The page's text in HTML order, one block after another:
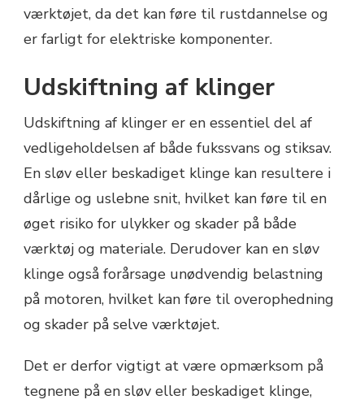
værktøjet, da det kan føre til rustdannelse og
er farligt for elektriske komponenter.
Udskiftning af klinger
Udskiftning af klinger er en essentiel del af
vedligeholdelsen af både fukssvans og stiksav.
En sløv eller beskadiget klinge kan resultere i
dårlige og uslebne snit, hvilket kan føre til en
øget risiko for ulykker og skader på både
værktøj og materiale. Derudover kan en sløv
klinge også forårsage unødvendig belastning
på motoren, hvilket kan føre til overophedning
og skader på selve værktøjet.
Det er derfor vigtigt at være opmærksom på
tegnene på en sløv eller beskadiget klinge,